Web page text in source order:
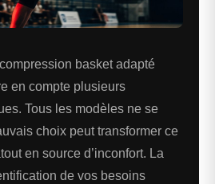
basket adapté
en compte plusieurs
Tous les modèles ne se
choix peut transformer ce
en source d’inconfort. La
de vos besoins